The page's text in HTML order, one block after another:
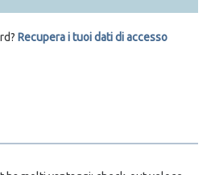
Recupera i tuoi dati di accesso